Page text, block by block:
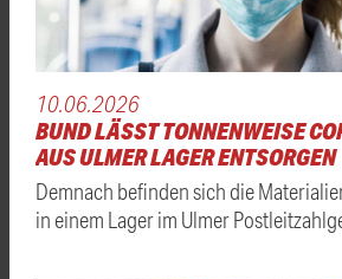
10.06.2026
BUND LÄSST TONNENWEISE
AUS ULMER LAGER ENTSORGEN
Demnach befinden sich die
in einem Lager im Ulmer